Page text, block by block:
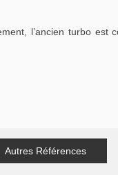
l’ancien turbo est
Autres Références